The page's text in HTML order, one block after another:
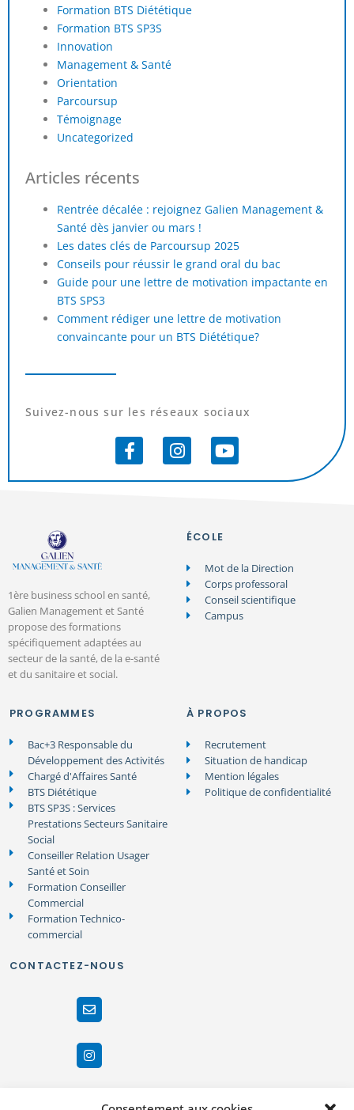
Formation BTS Diététique
Formation BTS SP3S
Innovation
Management & Santé
Orientation
Parcoursup
Témoignage
Uncategorized
Articles récents
Rentrée décalée : rejoignez Galien Management &
Santé dès janvier ou mars !
Les dates clés de Parcoursup 2025
Conseils pour réussir le grand oral du bac
Guide pour une lettre de motivation impactante en
BTS SPS3
Comment rédiger une lettre de motivation
convaincante pour un BTS Diététique?
Suivez-nous sur les réseaux sociaux
1ère business school en santé,
Galien Management et Santé
propose des formations
spécifiquement adaptées au
secteur de la santé, de la e-santé
et du sanitaire et social.
ÉCOLE
Mot de la Direction
Corps professoral
Conseil scientifique
Campus
PROGRAMMES
Bac+3 Responsable du
Développement des Activités
Chargé d'Affaires Santé
BTS Diététique
BTS SP3S : Services
Prestations Secteurs Sanitaire
Social
Conseiller Relation Usager
Santé et Soin
Formation Conseiller
Commercial
Formation Technico-
commercial
À PROPOS
Recrutement
Situation de handicap
Mention légales
Politique de confidentialité
CONTACTEZ-NOUS